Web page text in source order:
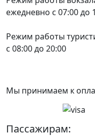
ежедневно с 07:00 до
Режим работы
с 08:00 до 20:00
Мы принимаем к
Пассажирам: